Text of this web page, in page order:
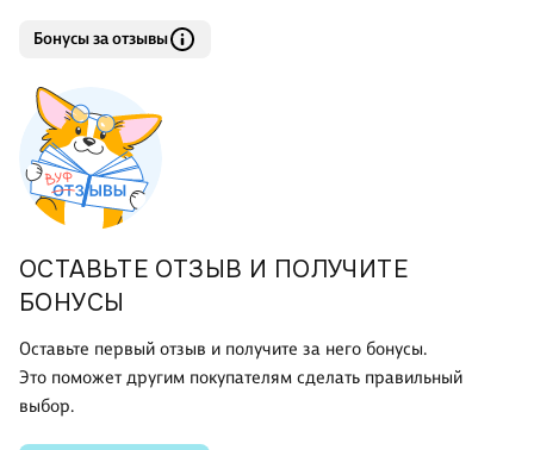
Бонусы за отзывы
ОСТАВЬТЕ ОТЗЫВ И ПОЛУЧИТЕ
БОНУСЫ
Оставьте первый отзыв и получите за него бонусы.
Это поможет другим покупателям сделать правильный
выбор.